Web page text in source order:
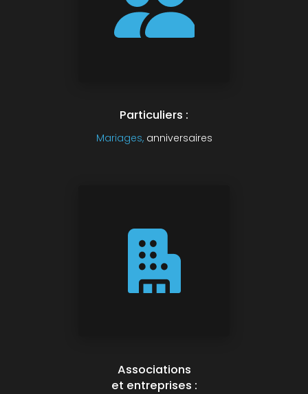
Particuliers :
Mariages,anniversaires
Associations
et entreprises :